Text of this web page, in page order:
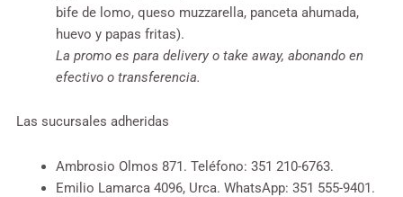
bife de lomo, queso muzzarella, panceta ahumada,
huevo y papas fritas).
La promo es para delivery o take away, abonando en
efectivo o transferencia.
Las sucursales adheridas
Ambrosio Olmos 871. Teléfono: 351 210-6763.
Emilio Lamarca 4096, Urca. WhatsApp: 351 555-9401.